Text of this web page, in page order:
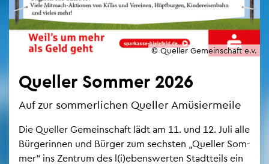
© Quel­ler Ge­mein­schaft e.v.
Quel­ler Som­mer 2026
Auf zur som­mer­li­chen Quel­ler Amü­sier­mei­le
Die Quel­ler Ge­mein­schaft lädt am 11. und 12. Juli alle
Bür­ge­rin­nen und Bür­ger zum sechs­ten „Quel­ler Som­
mer“ ins Zen­trum des l(i)ebens­wer­ten Stadt­teils ein